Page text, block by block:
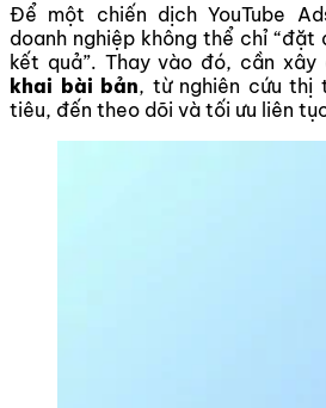
Để một chiến dịch YouTube
doanh nghiệp không thể chỉ
kết quả”. Thay vào đó, cần
khai bài bản, từ nghiên cứu thị
tiêu, đến theo dõi và tối ưu liên